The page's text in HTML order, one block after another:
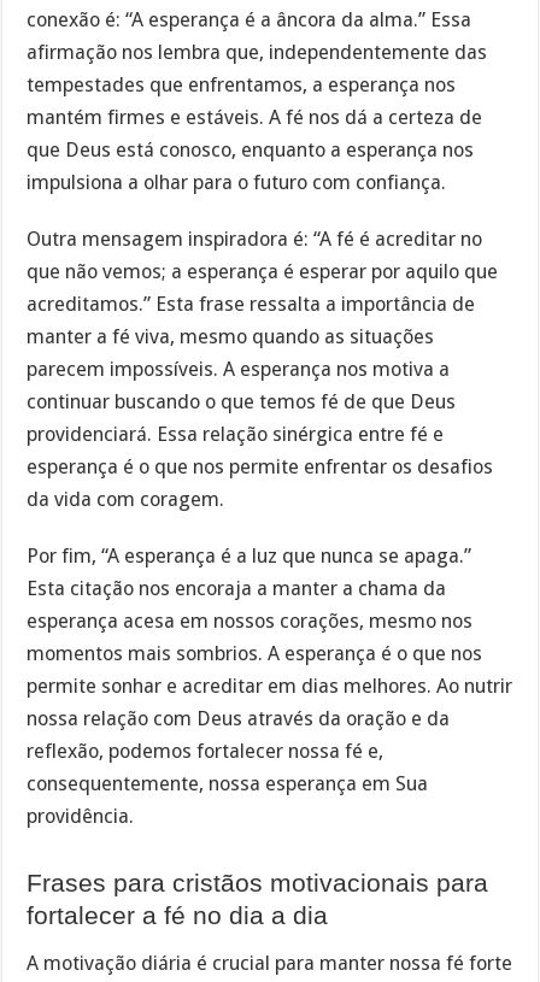
conexão é: “A esperança é a âncora da alma.” Essa
afirmação nos lembra que, independentemente das
tempestades que enfrentamos, a esperança nos
mantém firmes e estáveis. A fé nos dá a certeza de
que Deus está conosco, enquanto a esperança nos
impulsiona a olhar para o futuro com confiança.
Outra mensagem inspiradora é: “A fé é acreditar no
que não vemos; a esperança é esperar por aquilo que
acreditamos.” Esta frase ressalta a importância de
manter a fé viva, mesmo quando as situações
parecem impossíveis. A esperança nos motiva a
continuar buscando o que temos fé de que Deus
providenciará. Essa relação sinérgica entre fé e
esperança é o que nos permite enfrentar os desafios
da vida com coragem.
Por fim, “A esperança é a luz que nunca se apaga.”
Esta citação nos encoraja a manter a chama da
esperança acesa em nossos corações, mesmo nos
momentos mais sombrios. A esperança é o que nos
permite sonhar e acreditar em dias melhores. Ao nutrir
nossa relação com Deus através da oração e da
reflexão, podemos fortalecer nossa fé e,
consequentemente, nossa esperança em Sua
providência.
Frases para cristãos motivacionais para
fortalecer a fé no dia a dia
A motivação diária é crucial para manter nossa fé forte